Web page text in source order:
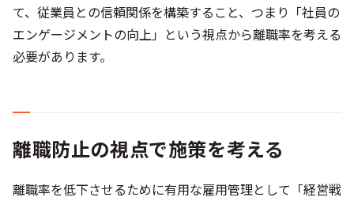
て、従業員との信頼関係を構築すること、つまり「社員の
エンゲージメントの向上」という視点から離職率を考える
必要があります。
離職防止の視点で施策を考える
離職率を低下させるために有用な雇用管理として「経営戦